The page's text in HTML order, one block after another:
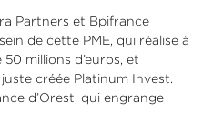
Partners et Bpifrance
de cette PME, qui réalise à
millions d’euros, et
créée Platinum Invest.
d’Orest, qui engrange